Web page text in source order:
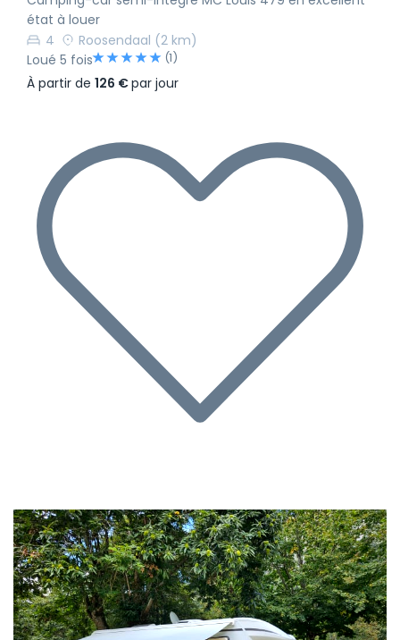
état à louer
4
Roosendaal (2 km)
Loué 5 fois
(1)
À partir de 126 €par jour